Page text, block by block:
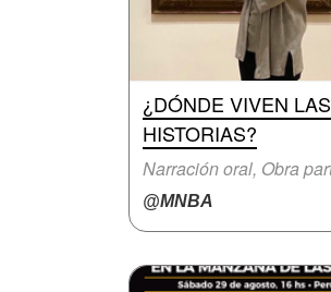
¿DÓNDE VIVEN LAS
HISTORIAS?
@MNBA